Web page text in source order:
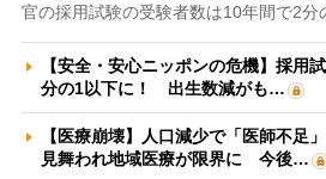
官の採用試験の受験者数は10年間で2分
【安全・安心ニッポンの危機】採用
分の1以下に！ 出生数減がも…
【医療崩壊】人口減少で「医師不足
見舞われ地域医療が限界に 今後…